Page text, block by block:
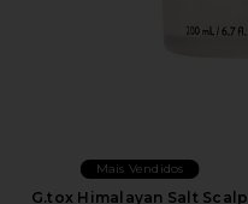
Mais Vendidos
G.tox Himalayan Salt Scalp